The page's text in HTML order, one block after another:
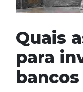
Quais
para